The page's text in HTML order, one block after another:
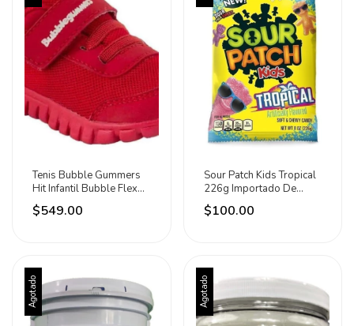
Tenis Bubble Gummers
Hit Infantil Bubble Flex
Anti Impacto
$549.00
Sour Patch Kids Tropical
226g Importado De
Estados Unidos
$100.00
Agotado Agotado